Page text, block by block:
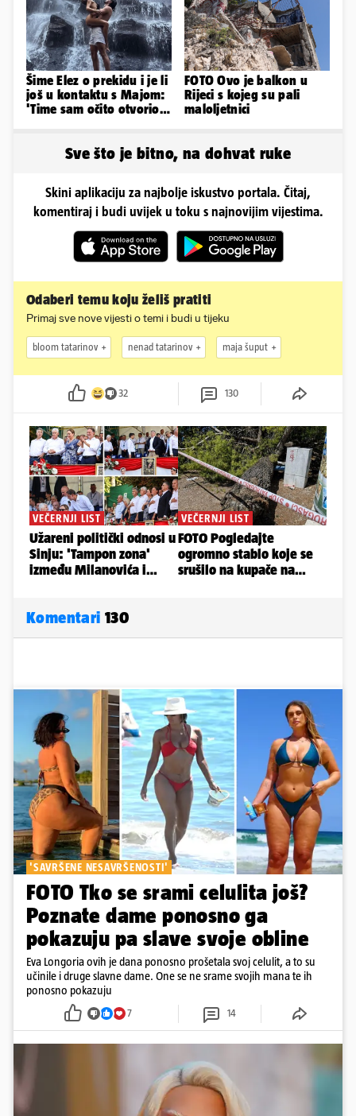
Šime Elez o prekidu i je li
još u kontaktu s Majom:
'Time sam očito otvorio
FOTO Ovo je balkon u
Rijeci s kojeg su pali
maloljetnici
Sve što je bitno, na dohvat ruke
Skini aplikaciju za najbolje iskustvo portala. Čitaj,
komentiraj i budi uvijek u toku s najnovijim vijestima.
Odaberi temu koju želiš pratiti
Primaj sve nove vijesti o temi i budi u tijeku
bloom tatarinov nenad tatarinov maja šuput
32 130
Komentari 130
'SAVRŠENE NESAVRŠENOSTI'
FOTO Tko se srami celulita još?
Poznate dame ponosno ga
pokazuju pa slave svoje obline
Eva Longoria ovih je dana ponosno prošetala svoj celulit, a to su
učinile i druge slavne dame. One se ne srame svojih mana te ih
ponosno pokazuju
7 14